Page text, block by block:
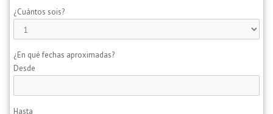
¿Cuántos sois?
¿En qué fechas aproximadas?
Desde
Hasta